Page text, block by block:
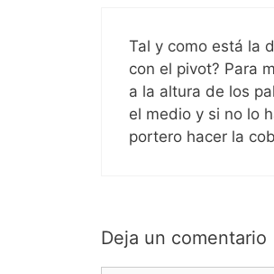
Tal y como está la
con el pivot? Para
a la altura de los
el medio y si no lo
portero hacer la
Deja un comentario